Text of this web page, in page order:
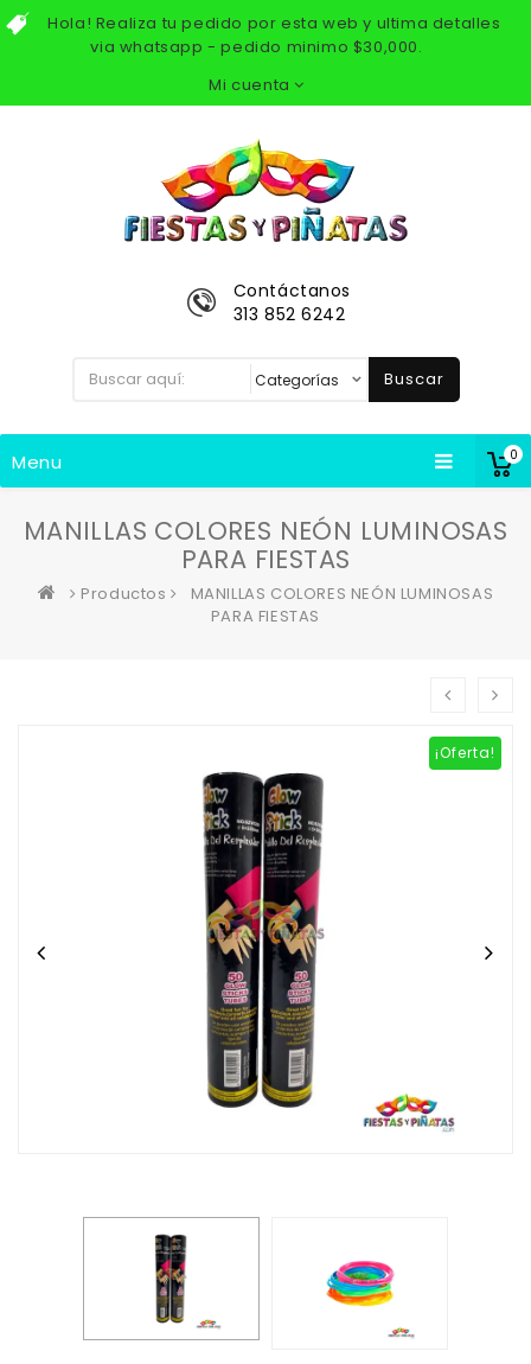
Hola! Realiza tu pedido por esta web y ultima detalles
via whatsapp - pedido minimo $30,000.
Mi cuenta
0
Contáctanos
313 852 6242
Buscar
Menu
MANILLAS COLORES NEÓN LUMINOSAS
PARA FIESTAS
Productos
MANILLAS COLORES NEÓN LUMINOSAS
PARA FIESTAS
¡Oferta!